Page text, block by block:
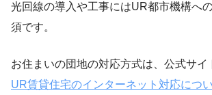
光回線の導入や工事にはUR都市機構へ
須です。
お住まいの団地の対応方式は、公式サイ
UR賃貸住宅のインターネット対応につ